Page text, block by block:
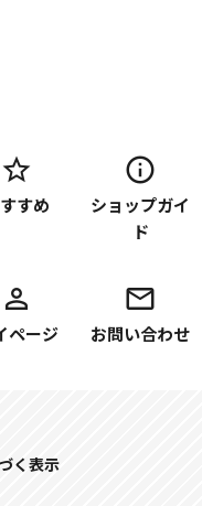
すめ
ショップガイ
ド
ページ お問い合わせ
く表示